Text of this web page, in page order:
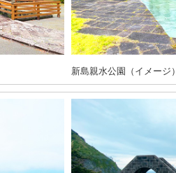
新島親水公園（イメージ）